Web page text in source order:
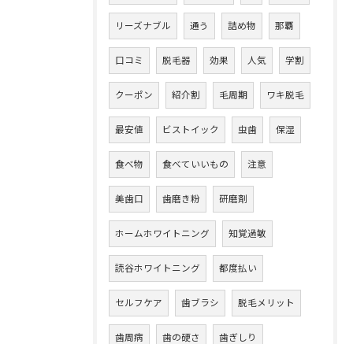
リーズナブル 通う 詰め物 那覇
口コミ 脱毛器 効果 人気 学割
クーポン 紹介割 毛周期 ワキ脱毛
最安値 ビストイック 虫歯 保湿
食べ物 食べていいもの 注意
美歯口 歯磨き粉 研磨剤
ホームホワイトニング 知覚過敏
読谷ホワイトニング 都度払い
セルフケア 歯ブラシ 脱毛メリット
歯周病 歯の硬さ 歯ぎしり